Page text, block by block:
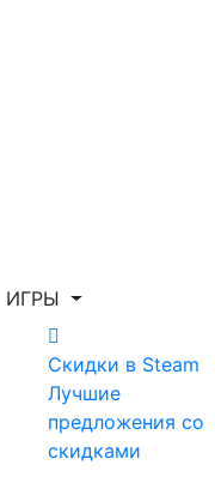
ИГРЫ
Скидки в Steam
Лучшие
предложения со
скидками